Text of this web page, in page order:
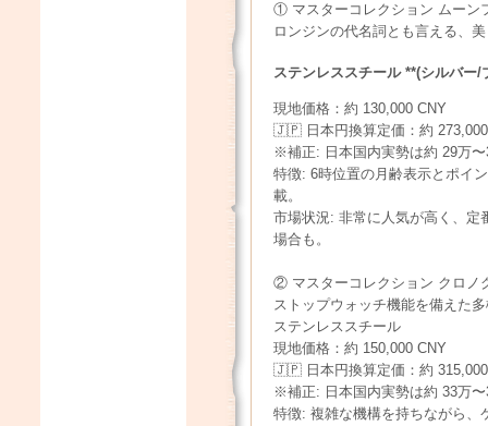
① マスターコレクション ムーン
ロンジンの代名詞とも言える、
ステンレススチール **(シルバー/
現地価格：約 130,000 CNY
🇯🇵 日本円換算定価：約
※補正: 日本国内実勢は約 29万
特徴: 6時位置の月齢表示とポイ
載。
市場状況: 非常に人気が高く、定
場合も。
② マスターコレクション クロノ
ストップウォッチ機能を備えた
ステンレススチール
現地価格：約 150,000 CNY
🇯🇵 日本円換算定価：約
※補正: 日本国内実勢は約 33万
特徴: 複雑な機構を持ちながら、